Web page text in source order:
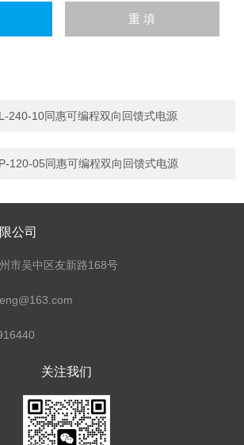
240-10同惠可编程双向回馈式电源
120-05同惠可编程双向回馈式电源
公司
市吴中区友新路168号
关注我们